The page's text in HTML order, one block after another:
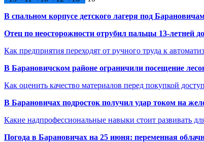
В спальном корпусе детского лагеря под
Отец по неосторожности отрубил пальцы 13-летней
Как предприятия переходят от ручного труда к
В Барановичском районе ограничили посещение
Как оценить качество материалов перед покупкой
В Барановичах подросток получил удар током на
Какие надпрофессиональные навыки стоит развивать
Погода в Барановичах на 25 июня: переменная